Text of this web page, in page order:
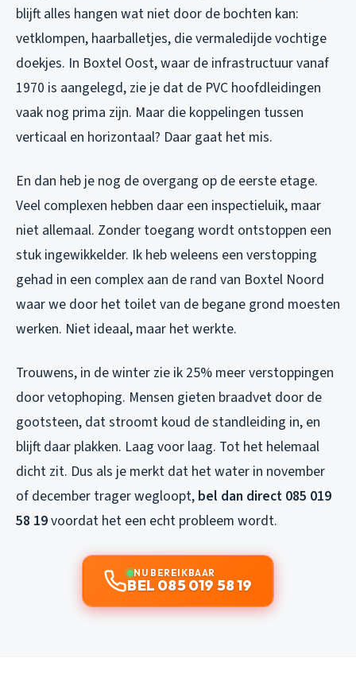
blijft alles hangen wat niet door de bochten kan:
vetklompen, haarballetjes, die vermaledijde vochtige
doekjes. In Boxtel Oost, waar de infrastructuur vanaf
1970 is aangelegd, zie je dat de PVC hoofdleidingen
vaak nog prima zijn. Maar die koppelingen tussen
verticaal en horizontaal? Daar gaat het mis.
En dan heb je nog de overgang op de eerste etage.
Veel complexen hebben daar een inspectieluik, maar
niet allemaal. Zonder toegang wordt ontstoppen een
stuk ingewikkelder. Ik heb weleens een verstopping
gehad in een complex aan de rand van Boxtel Noord
waar we door het toilet van de begane grond moesten
werken. Niet ideaal, maar het werkte.
Trouwens, in de winter zie ik 25% meer verstoppingen
door vetophoping. Mensen gieten braadvet door de
gootsteen, dat stroomt koud de standleiding in, en
blijft daar plakken. Laag voor laag. Tot het helemaal
dicht zit. Dus als je merkt dat het water in november
of december trager wegloopt, bel dan direct 085 019
58 19voordat het een echt probleem wordt.
NU BEREIKBAAR
BEL 085 019 58 19